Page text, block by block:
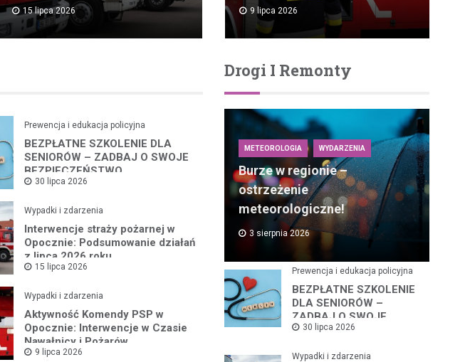
15 lipca 2026 9 lipca 2026
Prewencja i edukacja policyjna
BEZPŁATNE SZKOLENIE DLA
SENIORÓW – ZADBAJ O SWOJE
BEZPIECZEŃSTWO
30 lipca 2026
Wypadki i zdarzenia
Interwencje straży pożarnej w
Opocznie: Podsumowanie działań
z lipca 2026 roku
15 lipca 2026
Wypadki i zdarzenia
Aktywność Komendy PSP w
Opocznie: Interwencje w Czasie
Nawałnicy i Pożarów
9 lipca 2026
Drogi I Remonty
METEOROLOGIA WYDARZENIA
Burze w regionie –
ostrzeżenie
meteorologiczne!
3 sierpnia 2026
Prewencja i edukacja policyjna
BEZPŁATNE SZKOLENIE
DLA SENIORÓW –
ZADBAJ O SWOJE
BEZPIECZEŃSTWO
30 lipca 2026
Wypadki i zdarzenia